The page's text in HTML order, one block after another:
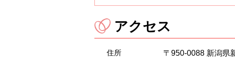
アクセス
住所
〒950-0088 新潟県